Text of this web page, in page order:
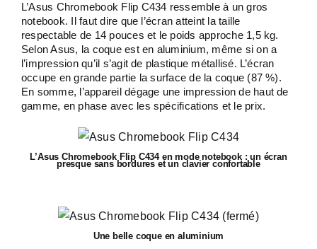
L’Asus Chromebook Flip C434 ressemble à un gros
notebook. Il faut dire que l’écran atteint la taille
respectable de 14 pouces et le poids approche 1,5 kg.
Selon Asus, la coque est en aluminium, même si on a
l’impression qu’il s’agit de plastique métallisé. L’écran
occupe en grande partie la surface de la coque (87 %).
En somme, l’appareil dégage une impression de haut de
gamme, en phase avec les spécifications et le prix.
L’Asus Chromebook Flip C434 en mode notebook : un écran
presque sans bordures et un clavier confortable
Une belle coque en aluminium